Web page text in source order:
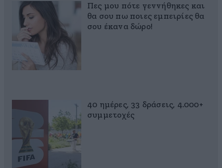
Πες μου πότε γεννήθηκες και
θα σου πω ποιες εμπειρίες θα
σου έκανα δώρο!
40 ημέρες, 33 δράσεις, 4.000+
συμμετοχές